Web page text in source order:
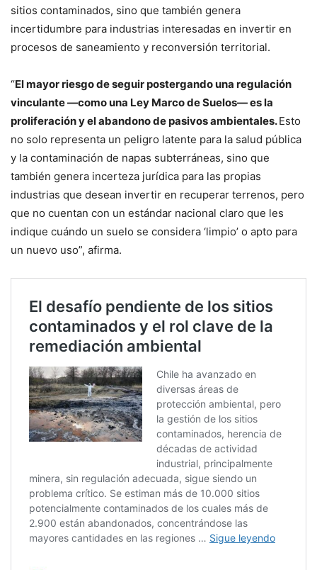
sitios contaminados, sino que también genera
incertidumbre para industrias interesadas en invertir en
procesos de saneamiento y reconversión territorial.
“El mayor riesgo de seguir postergando una regulación
vinculante —como una Ley Marco de Suelos— es la
proliferación y el abandono de pasivos ambientales.Esto
no solo representa un peligro latente para la salud pública
y la contaminación de napas subterráneas, sino que
también genera incerteza jurídica para las propias
industrias que desean invertir en recuperar terrenos, pero
que no cuentan con un estándar nacional claro que les
indique cuándo un suelo se considera ‘limpio’ o apto para
un nuevo uso”, afirma.